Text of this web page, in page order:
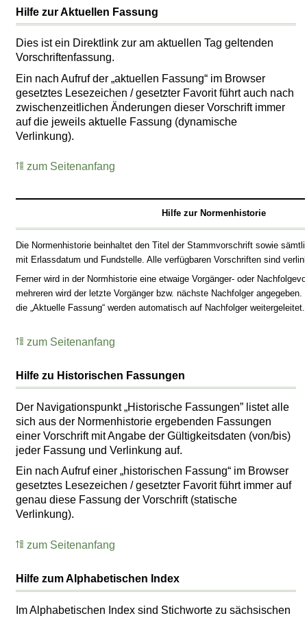
Hilfe zur Aktuellen Fassung
Dies ist ein Direktlink zur am aktuellen Tag geltenden
Vorschriftenfassung.
Ein nach Aufruf der „aktuellen Fassung“ im Browser
gesetztes Lesezeichen / gesetzter Favorit führt auch nach
zwischenzeitlichen Änderungen dieser Vorschrift immer
auf die jeweils aktuelle Fassung (dynamische
Verlinkung).
zum Seitenanfang
Hilfe zur Normenhistorie
Die Normenhistorie beinhaltet den Titel der Stammvorschrift sowie
mit Erlassdatum und Fundstelle. Alle verfügbaren Vorschriften sind
Ferner wird in der Normhistorie eine etwaige Vorgänger- oder
mehreren wird der letzte Vorgänger bzw. nächste Nachfolger angegeben.
die „Aktuelle Fassung“ werden automatisch auf Nachfolger weitergeleitet.
zum Seitenanfang
Hilfe zu Historischen Fassungen
Der Navigationspunkt „Historische Fassungen” listet alle
sich aus der Normenhistorie ergebenden Fassungen
einer Vorschrift mit Angabe der Gültigkeitsdaten (von/bis)
jeder Fassung und Verlinkung auf.
Ein nach Aufruf einer „historischen Fassung“ im Browser
gesetztes Lesezeichen / gesetzter Favorit führt immer auf
genau diese Fassung der Vorschrift (statische
Verlinkung).
zum Seitenanfang
Hilfe zum Alphabetischen Index
Im Alphabetischen Index sind Stichworte zu sächsischen